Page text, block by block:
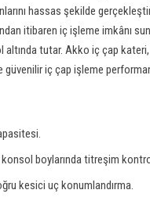
hassas şekilde
itibaren iç işleme imkânı
tutar. Akko iç çap kateri,
iç çap işleme
boylarında titreşim
kesici uç konumlandırma.